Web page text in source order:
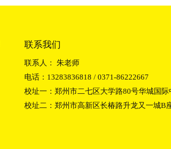
联系我们
联系人： 朱老师
电话：13283836818 / 0371-86222667
校址一：郑州市二七区大学路80号华城国际
校址二：郑州市高新区长椿路升龙又一城B